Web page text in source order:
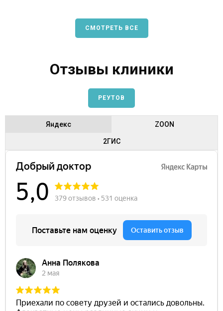
СМОТРЕТЬ ВСЕ
Отзывы клиники
РЕУТОВ
Яндекс ZOON
2ГИС